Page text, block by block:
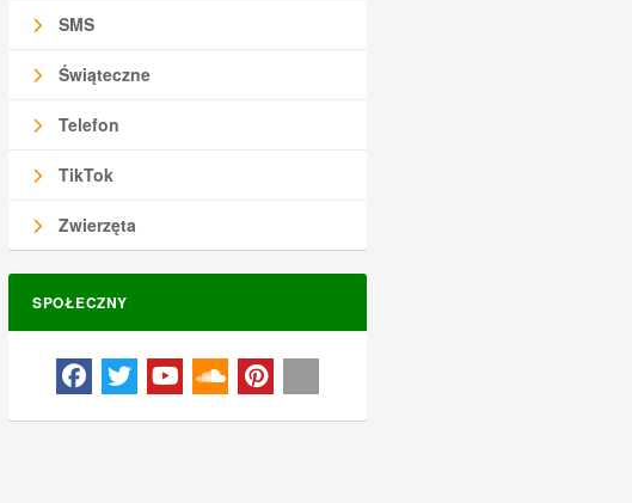
SMS
Świąteczne
Telefon
TikTok
Zwierzęta
SPOŁECZNY